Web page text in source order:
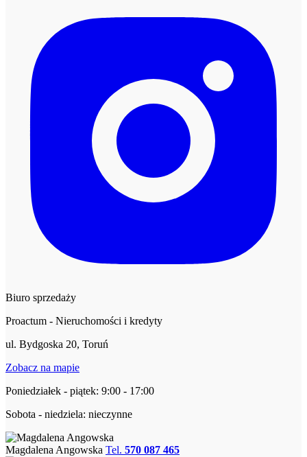
Biuro sprzedaży
Proactum - Nieruchomości i kredyty
ul. Bydgoska 20, Toruń
Zobacz na mapie
Poniedziałek - piątek: 9:00 - 17:00
Sobota - niedziela: nieczynne
Magdalena Angowska Tel. 570 087 465